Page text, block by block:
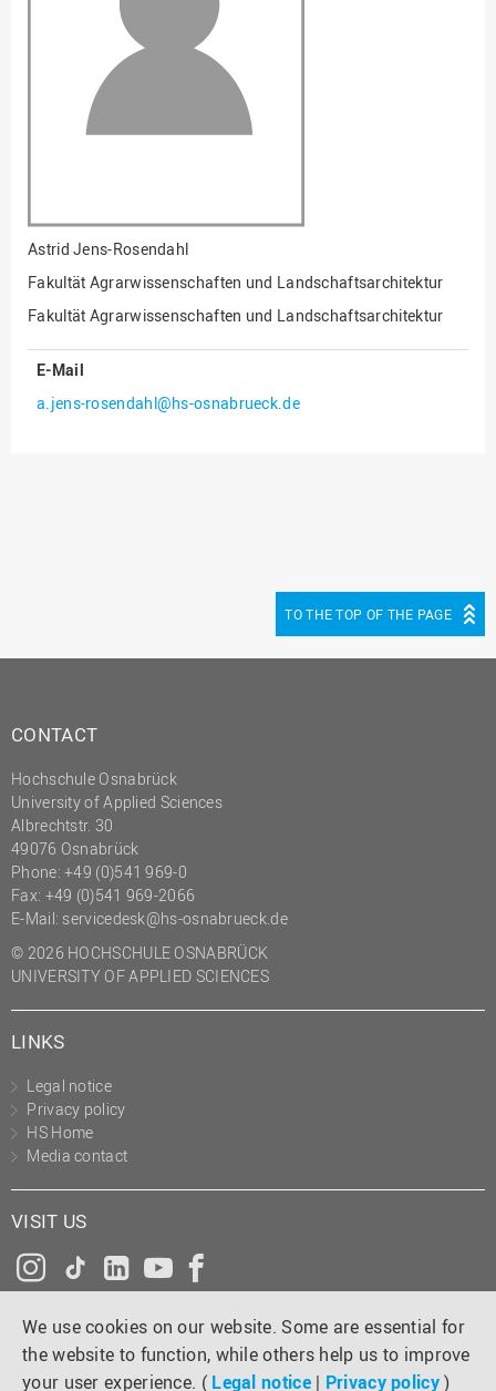
We use cookies on our website. Some are essential for
the website to function, while others help us to improve
your user experience. ( Legal notice | Privacy policy)
Kultur und Technik
Fakultät Wirtschafts- und
Sozialwissenschaften
Finanzen
Gesellschaftliches
Hochschulplanung/-
strategie
Personalrat
Präsidialbüro
Professional School
Projekte des Präsidiums
Projektmanagement Office
(PMO)
Prozessmanagement
Recht
Studium und Lehre
Transfer- und
Innovationsmanagement
Astrid Jens-Rosendahl
Fakultät Agrarwissenschaften und Landschaftsarchitektur
Fakultät Agrarwissenschaften und Landschaftsarchitektur
E-Mail
a.jens-rosendahl@hs-osnabrueck.de
TO THE TOP OF THE PAGE
CONTACT
Hochschule Osnabrück
University of Applied Sciences
Albrechtstr. 30
49076 Osnabrück
Phone: +49 (0)541 969-0
Fax: +49 (0)541 969-2066
E-Mail: servicedesk@hs-osnabrueck.de
© 2026 HOCHSCHULE OSNABRÜCK
UNIVERSITY OF APPLIED SCIENCES
LINKS
Legal notice
Privacy policy
HS Home
Media contact
VISIT US
Instagram
Tiktok
LinkedInYouTube